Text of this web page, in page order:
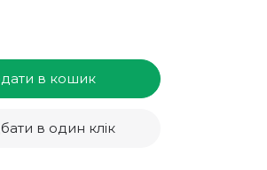
в кошик
в один клік